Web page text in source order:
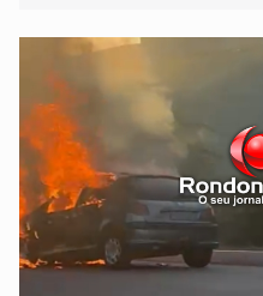
órbita